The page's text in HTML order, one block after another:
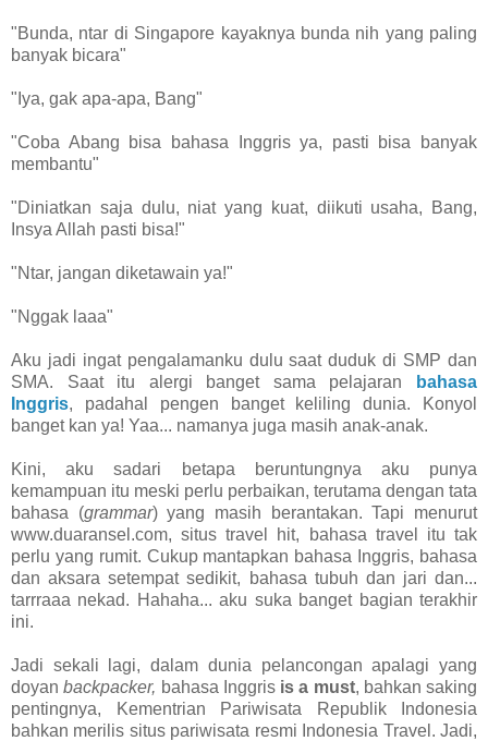
"Bunda, ntar di Singapore kayaknya bunda nih yang paling
banyak bicara"
"Iya, gak apa-apa, Bang"
"Coba Abang bisa bahasa Inggris ya, pasti bisa banyak
membantu"
"Diniatkan saja dulu, niat yang kuat, diikuti usaha, Bang,
Insya Allah pasti bisa!"
"Ntar, jangan diketawain ya!"
"Nggak laaa"
Aku jadi ingat pengalamanku dulu saat duduk di SMP dan
SMA. Saat itu alergi banget sama pelajaran
bahasa
Inggris, padahal pengen banget keliling dunia. Konyol
banget kan ya! Yaa... namanya juga masih anak-anak.
Kini, aku sadari betapa beruntungnya aku punya
kemampuan itu meski perlu perbaikan, terutama dengan tata
bahasa (grammar) yang masih berantakan. Tapi menurut
www.duaransel.com, situs travel hit, bahasa travel itu tak
perlu yang rumit. Cukup mantapkan bahasa Inggris, bahasa
dan aksara setempat sedikit, bahasa tubuh dan jari dan...
tarrraaa nekad. Hahaha... aku suka banget bagian terakhir
ini.
Jadi sekali lagi, dalam dunia pelancongan apalagi yang
doyanbackpacker, bahasa Inggris is a must, bahkan saking
pentingnya, Kementrian Pariwisata Republik Indonesia
bahkan merilis situs pariwisata resmi Indonesia Travel. Jadi,